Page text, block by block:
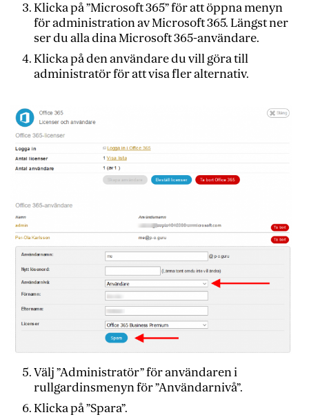
Klicka på ”Microsoft 365” för att öppna menyn
för administration av Microsoft 365. Längst ner
ser du alla dina Microsoft 365-användare.
Klicka på den användare du vill göra till
administratör för att visa fler alternativ.
Välj ”Administratör” för användaren i
rullgardinsmenyn för ”Användarnivå”.
Klicka på ”Spara”.